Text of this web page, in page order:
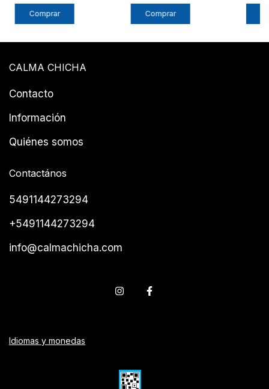
Comprar Comprar
CALMA CHICHA
Contacto
Información
Quiénes somos
Contactános
5491144273294
+5491144273294
info@calmachicha.com
Idiomas y monedas